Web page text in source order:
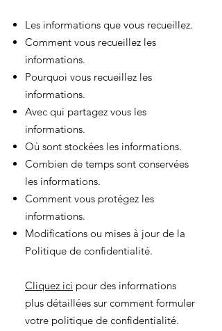
Les informations que vous recueillez.
Comment vous recueillez les
informations.
Pourquoi vous recueillez les
informations.
Avec qui partagez vous les
informations.
Où sont stockées les informations.
Combien de temps sont conservées
les informations.
Comment vous protégez les
informations.
Modifications ou mises à jour de la
Politique de confidentialité.
Cliquez ici pour des informations
plus détaillées sur comment formuler
votre politique de confidentialité.